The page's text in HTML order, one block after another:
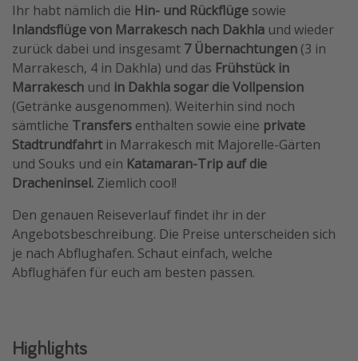
Silvesterreisen
Last Minute Urlaub Mallorca
Last Minute Urlaub Deutschland
Ihr habt nämlich die Hin- und Rückflüge sowie
Inlandsflüge von Marrakesch nach Dakhla und wieder
zurück dabei und insgesamt 7 Übernachtungen (3 in
Marrakesch, 4 in Dakhla) und das Frühstück in
Marrakesch und in Dakhla sogar die Vollpension
(Getränke ausgenommen). Weiterhin sind noch
sämtliche Transfers enthalten sowie eine private
Stadtrundfahrtin Marrakesch mit Majorelle-Gärten
und Souks und ein Katamaran-Trip auf die
Dracheninsel. Ziemlich cool!
Den genauen Reiseverlauf findet ihr in der
Angebotsbeschreibung. Die Preise unterscheiden sich
je nach Abflughafen. Schaut einfach, welche
Abflughäfen für euch am besten passen.
Highlights